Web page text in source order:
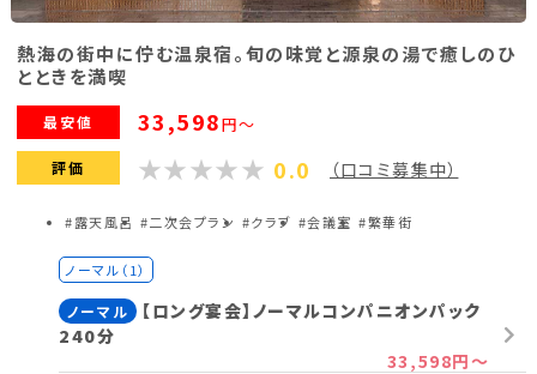
熱海の街中に佇む温泉宿。旬の味覚と源泉の湯で癒しのひ
とときを満喫
最安値 33,598円～
評価 0.0 （口コミ募集中）
#露天風呂 #二次会プラン #クラブ #会議室 #繁華街
ノーマル（1）
ノーマル
【ロング宴会】ノーマルコンパニオンパック
240分
33,598円～